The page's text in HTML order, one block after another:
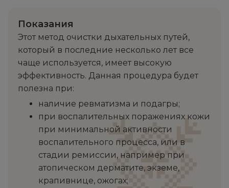
Показания
Этот метод очистки дыхательных путей,
который в последние несколько лет все
чаще используется, имеет высокую
эффективность. Данная процедура будет
полезна при:
наличие ревматизма и подагры;
при воспалительных поражениях кожи
при минимальной активности
воспалительного процесса, или в
стадии ремиссии, например при
атопическом дерматите, экземе,
крапивнице, ожогах;